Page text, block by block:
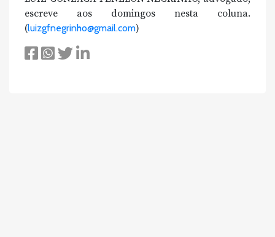
escreve aos domingos nesta coluna.
(luizgfnegrinho@gmail.com)